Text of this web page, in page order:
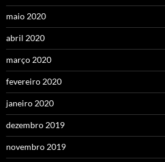
maio 2020
abril 2020
março 2020
fevereiro 2020
janeiro 2020
dezembro 2019
novembro 2019